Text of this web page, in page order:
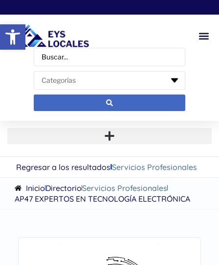
Abrir barra de herramientas
Regresar a los resultadosServicios Profesionales
InicioDirectorioServicios Profesionales
AP47 EXPERTOS EN TECNOLOGÍA ELECTRÓNICA